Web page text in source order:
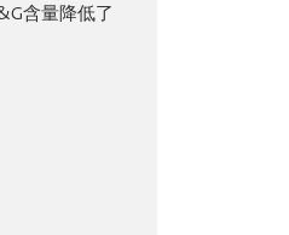
含量降低了